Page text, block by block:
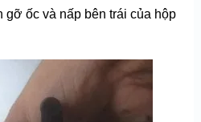
gỡ ốc và nấp bên trái của hộp